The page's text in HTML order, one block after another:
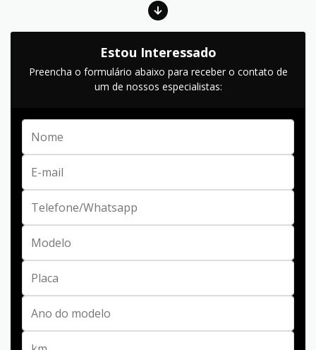
Estou Interessado
Preencha o formulário abaixo para receber o contato de
um de nossos especialistas: